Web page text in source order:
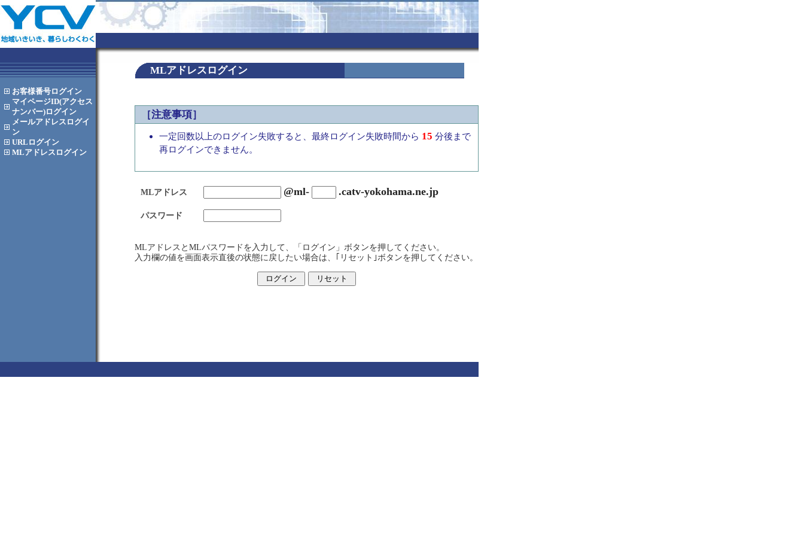
お客様番号ログイン
マイページID(アクセス
ナンバー)ログイン
メールアドレス ログイ
ン
URL ログイン
MLアドレス ログイン
MLアドレスログイン
［注意事項］
一定回数以上のログイン失敗すると、最終ログイン失敗時間から 15 分後まで
再ログインできません。
MLアドレス @ml- .catv-yokohama.ne.jp
パスワード
MLアドレスとMLパスワードを入力して、「ログイン」ボタンを押してください。
入力欄の値を画面表示直後の状態に戻したい場合は、｢リセット｣ボタンを押してください。